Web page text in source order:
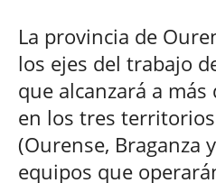
La provincia de
los ejes del trabajo
que alcanzará a
en los tres
(Ourense, Braganza
equipos que